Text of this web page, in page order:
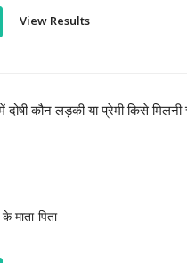
View Results
कौन लड़की या प्रेमी किसे मिलनी
माता-पिता